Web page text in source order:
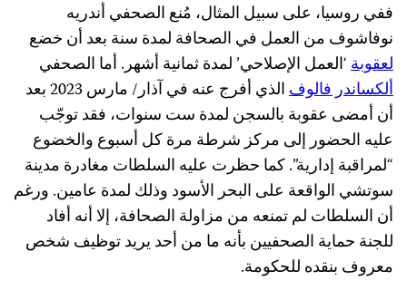
ففي روسيا، على سبيل المثال، مُنع الصحفي أندريه
نوفاشوف من العمل في الصحافة لمدة سنة بعد أن خضع
لعقوبة‘العمل الإصلاحي’ لمدة ثمانية أشهر. أما الصحفي
ألكساندر فالوف
الذي أفرج عنه في آذار/ مارس 2023 بعد
أن أمضى عقوبة بالسجن لمدة ست سنوات، فقد توجّب
عليه الحضور إلى مركز شرطة مرة كل أسبوع والخضوع
“لمراقبة إدارية”. كما حظرت عليه السلطات مغادرة مدينة
سوتشي الواقعة على البحر الأسود وذلك لمدة عامين. ورغم
أن السلطات لم تمنعه من مزاولة الصحافة، إلا أنه أفاد
للجنة حماية الصحفيين بأنه ما من أحد يريد توظيف شخص
معروف بنقده للحكومة.